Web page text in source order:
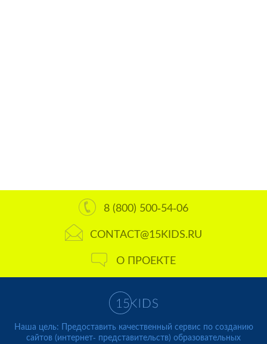
8 (800) 500-54-06
CONTACT@15KIDS.RU
О ПРОЕКТЕ
Наша цель: Предоставить качественный сервис по созданию
сайтов (интернет- представительств) образовательных